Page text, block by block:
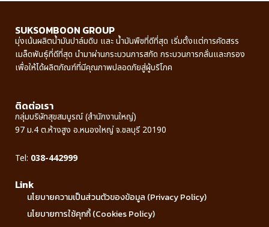
SUKSOMBOON GROUP
มุ่งเน้นผลิตน้ำมันปาล์มดิบ และ น้ำมันพืชที่ดีที่สุด เริ่มตั้งแต่การคัดสรร
เมล็ดพันธุ์ที่ดีที่สุด นำมาผ่านกระบวนการสกัด กระบวนการกลั่นและกรอง
เพื่อให้ได้ผลิตภัณฑ์ที่มีคุณภาพปลอดภัยสู่ผู้บริโภค
ติดต่อเรา
กลุ่มบริษัทสุขสมบูรณ์ (สำนักงานใหญ่)
97 ม.4 ต.ห้างสูง อ.หนองใหญ่ จ.ชลบุรี 20190
Tel: 038-442999
Link
นโยบายความเป็นส่วนตัวของข้อมูล (Privacy Policy)
นโยบายการใช้คุกกี้ (Cookies Policy)